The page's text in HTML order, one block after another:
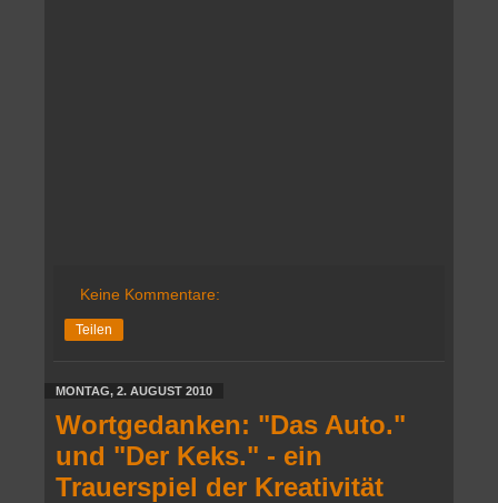
Keine Kommentare:
Teilen
MONTAG, 2. AUGUST 2010
Wortgedanken: "Das Auto."
und "Der Keks." - ein
Trauerspiel der Kreativität